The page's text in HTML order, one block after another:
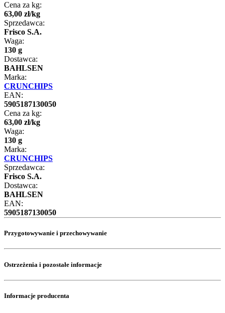
Cena za kg:
63,00 zł/kg
Sprzedawca:
Frisco S.A.
Waga:
130 g
Dostawca:
BAHLSEN
Marka:
CRUNCHIPS
EAN:
5905187130050
Cena za kg:
63,00 zł/kg
Waga:
130 g
Marka:
CRUNCHIPS
Sprzedawca:
Frisco S.A.
Dostawca:
BAHLSEN
EAN:
5905187130050
Przygotowywanie i przechowywanie
Ostrzeżenia i pozostałe informacje
Informacje producenta